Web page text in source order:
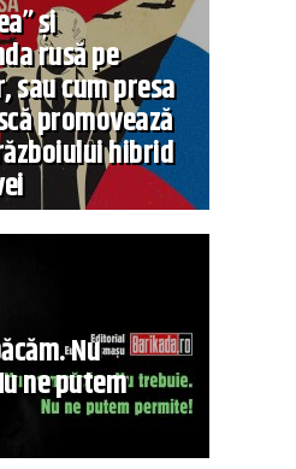
și
rusă pe
sau cum presa
promovează
hibrid
Nu
ne putem